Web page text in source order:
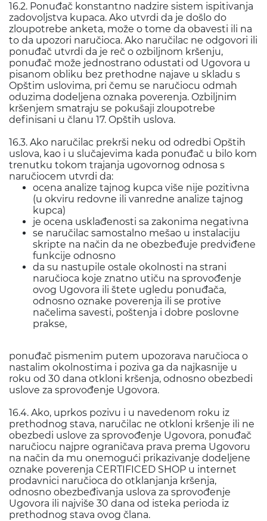
16.2. Ponuđač konstantno nadzire sistem ispitivanja
zadovoljstva kupaca. Ako utvrdi da je došlo do
zloupotrebe anketa, može o tome da obavesti ili na
to da upozori naručioca. Ako naručilac ne odgovori ili
ponuđač utvrdi da je reč o ozbiljnom kršenju,
ponuđač može jednostrano odustati od Ugovora u
pisanom obliku bez prethodne najave u skladu s
Opštim uslovima, pri čemu se naručiocu odmah
oduzima dodeljena oznaka poverenja. Ozbiljnim
kršenjem smatraju se pokušaji zloupotrebe
definisani u članu 17. Opštih uslova.
16.3. Ako naručilac prekrši neku od odredbi Opštih
uslova, kao i u slučajevima kada ponuđač u bilo kom
trenutku tokom trajanja ugovornog odnosa s
naručiocem utvrdi da:
ocena analize tajnog kupca više nije pozitivna
(u okviru redovne ili vanredne analize tajnog
kupca)
je ocena usklađenosti sa zakonima negativna
se naručilac samostalno mešao u instalaciju
skripte na način da ne obezbeđuje predviđene
funkcije odnosno
da su nastupile ostale okolnosti na strani
naručioca koje znatno utiču na sprovođenje
ovog Ugovora ili štete ugledu ponuđača,
odnosno oznake poverenja ili se protive
načelima savesti, poštenja i dobre poslovne
prakse,
ponuđač pismenim putem upozorava naručioca o
nastalim okolnostima i poziva ga da najkasnije u
roku od 30 dana otkloni kršenja, odnosno obezbedi
uslove za sprovođenje Ugovora.
16.4. Ako, uprkos pozivu i u navedenom roku iz
prethodnog stava, naručilac ne otkloni kršenje ili ne
obezbedi uslove za sprovođenje Ugovora, ponuđač
naručiocu najpre ograničava prava prema Ugovoru
na način da mu onemogući prikazivanje dodeljene
oznake poverenja CERTIFICED SHOP u internet
prodavnici naručioca do otklanjanja kršenja,
odnosno obezbeđivanja uslova za sprovođenje
Ugovora ili najviše 30 dana od isteka perioda iz
prethodnog stava ovog člana.